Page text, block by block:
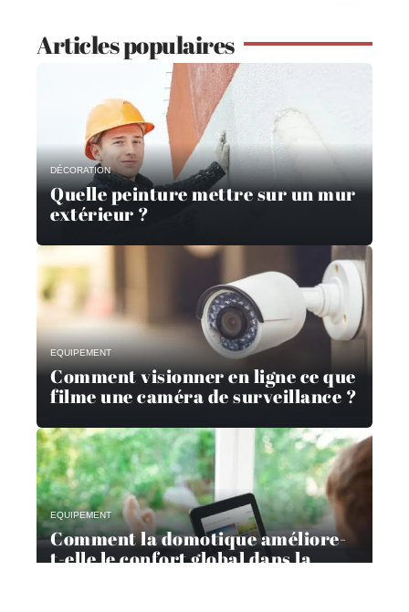
Articles populaires
DÉCORATION
Quelle peinture mettre sur un mur
extérieur ?
EQUIPEMENT
Comment visionner en ligne ce que
filme une caméra de surveillance ?
EQUIPEMENT
Comment la domotique améliore-
t-elle le confort global dans la